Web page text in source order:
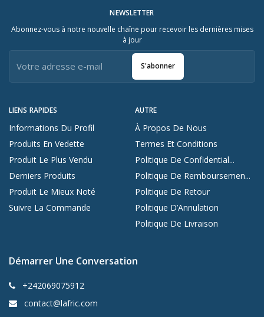
LIENS RAPIDES
Informations Du Profil
Produits En Vedette
Produit Le Plus Vendu
Derniers Produits
Produit Le Mieux Noté
Suivre La Commande
AUTRE
À Propos De Nous
Termes Et Conditions
Politique De Confidential...
Politique De Remboursemen...
Politique De Retour
Politique D’Annulation
Politique De Livraison
NEWSLETTER
Abonnez-vous à notre nouvelle chaîne pour recevoir les dernières mises
à jour
S'abonner
Démarrer Une Conversation
+242069075912
contact@lafric.com